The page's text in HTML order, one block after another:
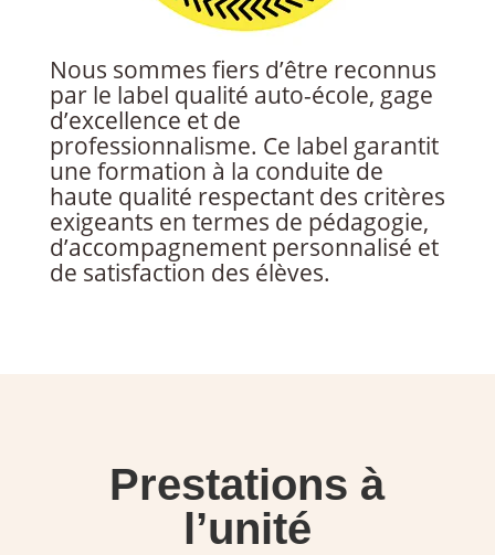
Nous sommes fiers d’être reconnus
par le label qualité auto-école, gage
d’excellence et de
professionnalisme. Ce label garantit
une formation à la conduite de
haute qualité respectant des critères
exigeants en termes de pédagogie,
d’accompagnement personnalisé et
de satisfaction des élèves.
Prestations à
l’unité